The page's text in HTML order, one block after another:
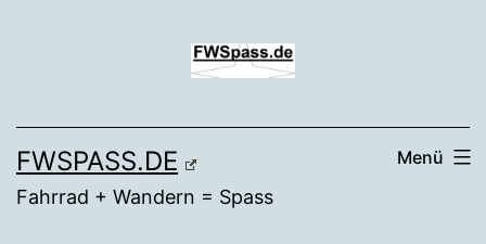
FWSPASS.DE
Fahrrad + Wandern = Spass
Menü